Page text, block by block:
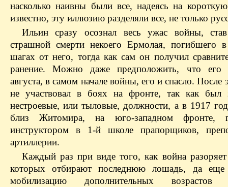
насколько наивны были все, надеясь на
известно, эту иллюзию разделяли все, не только
Ильин сразу осознал весь ужас войны,
страшной смерти некоего Ермолая, погибшего в
шагах от него, тогда как сам он получил
ранение. Можно даже предположить, что его
августа, в самом начале войны, его и спасло. После
не участвовал в боях на фронте, так как был
нестроевые, или тыловые, должности, а в 1917
близ Житомира, на юго-западном фронте,
инструктором в 1-й школе прапорщиков,
артиллерии.
Каждый раз при виде того, как война
которых отбирают последнюю лошадь, да еще
мобилизацию дополнительных